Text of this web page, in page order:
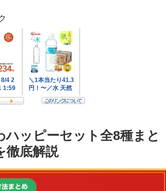
ハッピーセット全8種まと
徹底解説